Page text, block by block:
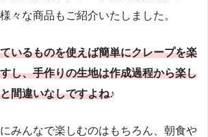
々な商品もご紹介いたしました。
いるものを使えば簡単にクレープを楽
し、手作りの生地は作成過程から楽し
間違いなしですよね♪
みんなで楽しむのはもちろん、朝食や